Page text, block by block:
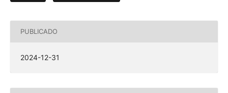
PUBLICADO
2024-12-31